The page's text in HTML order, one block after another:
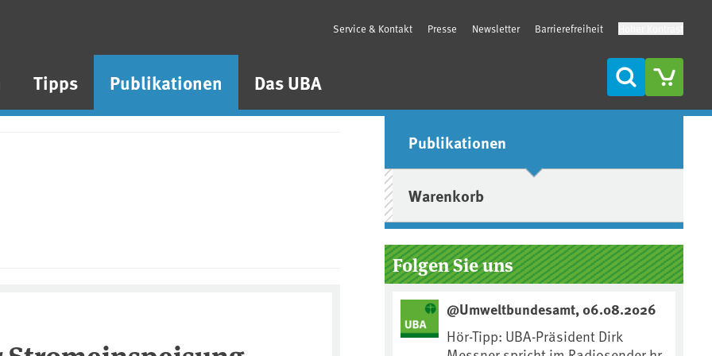
Tipps Publikationen Das UBA
Service & Kontakt Presse Newsletter Barrierefreiheit
Suche
Seitenleiste
Publikationen
Warenkorb
Folgen Sie uns
@Umweltbundesamt, 06.08.2026
Hör-Tipp: UBA-Präsident Dirk